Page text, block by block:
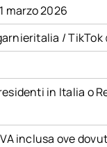
marzo 2026
/ TikTok
in Italia o
inclusa ove